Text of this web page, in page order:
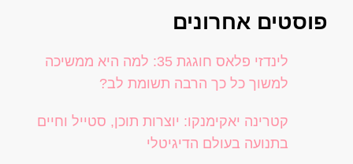
פוסטים אחרונים
לינדזי פלאס חוגגת 35: למה היא ממשיכה
למשוך כל כך הרבה תשומת לב?
קטרינה יאקימנקו: יוצרות תוכן, סטייל וחיים
בתנועה בעולם הדיגיטלי